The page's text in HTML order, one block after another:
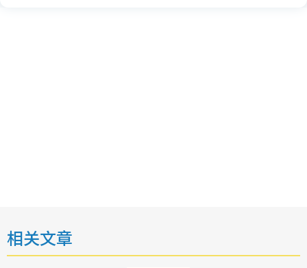
相关文章